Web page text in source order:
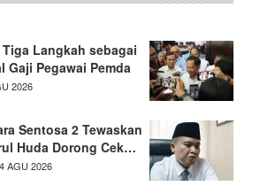
Langkah sebagai
Gaji Pegawai Pemda
2026
Sentosa 2 Tewaskan
Huda Dorong Cek…
AGU 2026